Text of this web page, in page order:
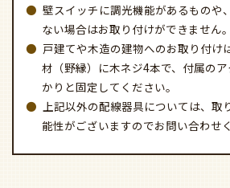
壁スイッチに調光機能があるものや
ない場合はお取り付けができません。
戸建てや木造の建物へのお取り付け
材（野縁）に木ネジ4本で、付属の
かりと固定してください。
上記以外の配線器具については、取
能性がございますのでお問い合わせ